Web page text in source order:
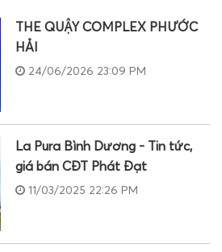
THE QUẬY COMPLEX PHƯỚC
HẢI
24/06/2026 23:09 PM
La Pura Bình Dương - Tin tức,
giá bán CĐT Phát Đạt
11/03/2025 22:26 PM